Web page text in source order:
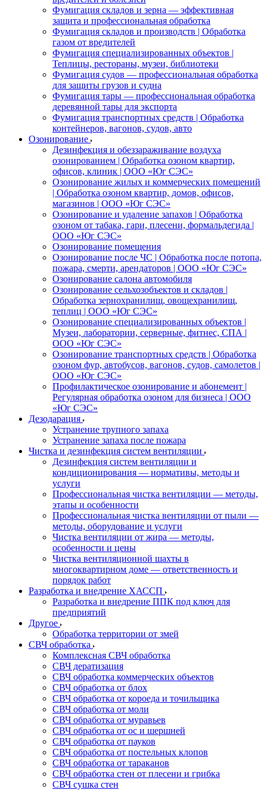
Фумигация складов и зерна — эффективная
защита и профессиональная обработка
Фумигация складов и производств | Обработка
газом от вредителей
Фумигация специализированных объектов |
Теплицы, рестораны, музеи, библиотеки
Фумигация судов — профессиональная обработка
для защиты грузов и судна
Фумигация тары — профессиональная обработка
деревянной тары для экспорта
Фумигация транспортных средств | Обработка
контейнеров, вагонов, судов, авто
Озонирование
Дезинфекция и обеззараживание воздуха
озонированием | Обработка озоном квартир,
офисов, клиник | ООО «Юг СЭС»
Озонирование жилых и коммерческих помещений
| Обработка озоном квартир, домов, офисов,
магазинов | ООО «Юг СЭС»
Озонирование и удаление запахов | Обработка
озоном от табака, гари, плесени, формальдегида |
ООО «Юг СЭС»
Озонирование помещения
Озонирование после ЧС | Обработка после потопа,
пожара, смерти, арендаторов | ООО «Юг СЭС»
Озонирование салона автомобиля
Озонирование сельхозобъектов и складов |
Обработка зернохранилищ, овощехранилищ,
теплиц | ООО «Юг СЭС»
Озонирование специализированных объектов |
Музеи, лаборатории, серверные, фитнес, СПА |
ООО «Юг СЭС»
Озонирование транспортных средств | Обработка
озоном фур, автобусов, вагонов, судов, самолетов |
ООО «Юг СЭС»
Профилактическое озонирование и абонемент |
Регулярная обработка озоном для бизнеса | ООО
«Юг СЭС»
Дезодарация
Устранение трупного запаха
Устранение запаха после пожара
Чистка и дезинфекция систем вентиляции
Дезинфекция систем вентиляции и
кондиционирования — нормативы, методы и
услуги
Профессиональная чистка вентиляции — методы,
этапы и особенности
Профессиональная чистка вентиляции от пыли —
методы, оборудование и услуги
Чистка вентиляции от жира — методы,
особенности и цены
Чистка вентиляционной шахты в
многоквартирном доме — ответственность и
порядок работ
Разработка и внедрение ХАССП
Разработка и внедрение ППК под ключ для
предприятий
Другое
Обработка территории от змей
СВЧ обработка
Комплексная СВЧ обработка
СВЧ дератизация
СВЧ обработка коммерческих объектов
СВЧ обработка от блох
СВЧ обработка от короеда и точильщика
СВЧ обработка от моли
СВЧ обработка от муравьев
СВЧ обработка от ос и шершней
СВЧ обработка от пауков
СВЧ обработка от постельных клопов
СВЧ обработка от тараканов
СВЧ обработка стен от плесени и грибка
СВЧ сушка стен